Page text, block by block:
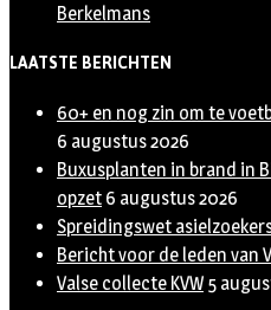
Berkelmans
LAATSTE BERICHTEN
60+ en nog zin om te
6 augustus 2026
Buxusplanten in brand in
opzet 6 augustus 2026
Spreidingswet
Bericht voor de leden van
Valse collecte KVW 5